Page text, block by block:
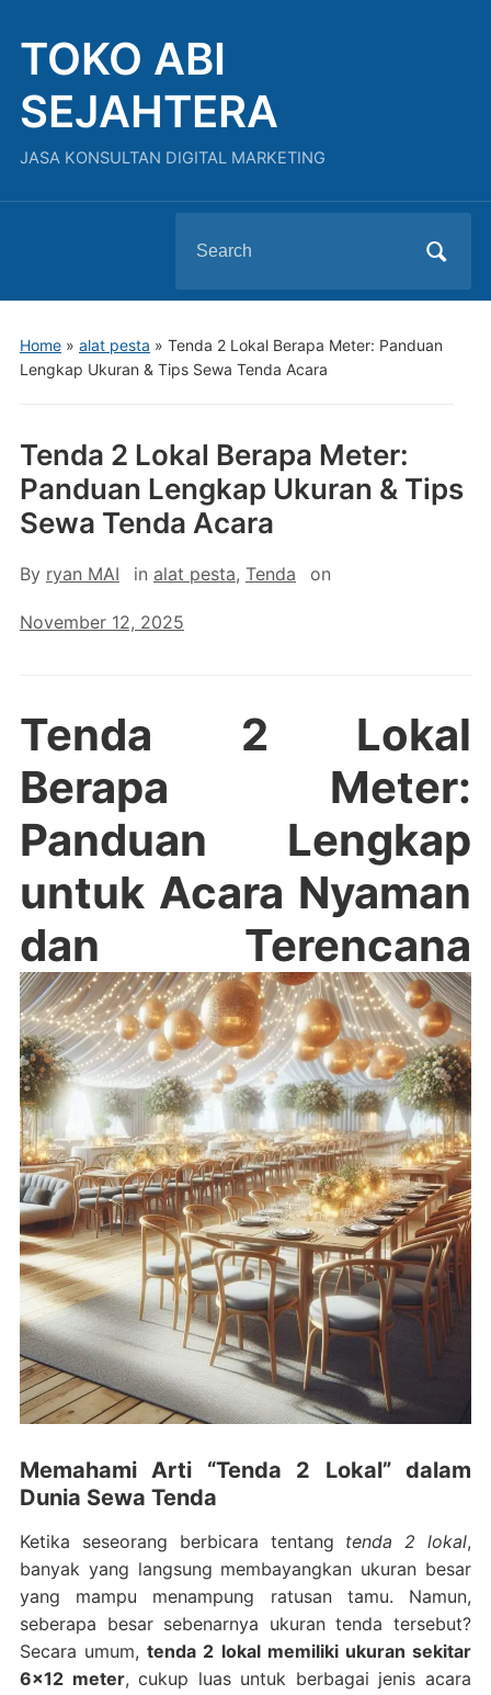
TOKO ABI
SEJAHTERA
JASA KONSULTAN DIGITAL MARKETING
for:
Home» alat pesta » Tenda 2 Lokal Berapa Meter: Panduan
Lengkap Ukuran & Tips Sewa Tenda Acara
Tenda 2 Lokal Berapa Meter:
Panduan Lengkap Ukuran & Tips
Sewa Tenda Acara
By ryan MAI in alat pesta, Tenda on
November 12, 2025
Tenda 2 Lokal
Berapa Meter:
Panduan Lengkap
untuk Acara Nyaman
dan Terencana
Memahami Arti “Tenda 2 Lokal” dalam
Dunia Sewa Tenda
Ketika seseorang berbicara tentang tenda 2 lokal,
banyak yang langsung membayangkan ukuran besar
yang mampu menampung ratusan tamu. Namun,
seberapa besar sebenarnya ukuran tenda tersebut?
Secara umum,tenda 2 lokal memiliki ukuran sekitar
6×12 meter, cukup luas untuk berbagai jenis acara